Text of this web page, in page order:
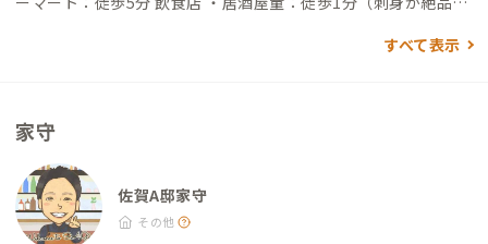
一三吉丸：徒歩2分（呼子イカ・佐賀牛など佐賀の郷土料理をチ
格ピザを食べられます） ・76pain：徒歩16分（おしゃれで美味
しいパン屋さん） 買い物 ・コムボックス：徒歩7分（SAGA MA
DO、Aコープ、セリア、マツモトキヨシ） ・ドン・キホーテ：
徒歩20分 ・ゆめタウン：徒歩30分
すべて表示
家守
佐賀A邸家守
その他